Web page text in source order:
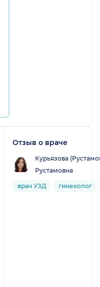
Отзыв о враче
Курьязова
Рустамовна
врач УЗД гинеколог